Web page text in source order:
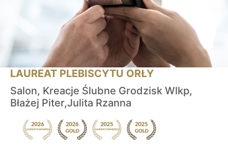
LAUREAT PLEBISCYTU ORŁY
Salon, Kreacje Ślubne Grodzisk Wlkp,
Błażej Piter,Julita Rzanna